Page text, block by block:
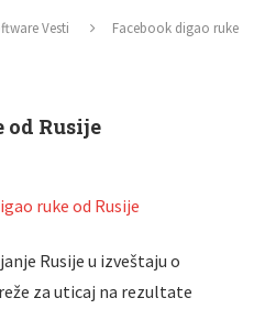
Vesti
Facebook digao ruke
od Rusije
Rusije u izveštaju o
za uticaj na rezultate